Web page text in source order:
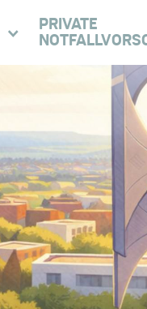
PRIVATE